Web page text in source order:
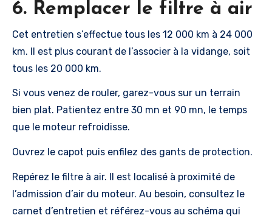
6. Remplacer le filtre à air
Cet entretien s’effectue tous les 12 000 km à 24 000
km. Il est plus courant de l’associer à la vidange, soit
tous les 20 000 km.
Si vous venez de rouler, garez-vous sur un terrain
bien plat. Patientez entre 30 mn et 90 mn, le temps
que le moteur refroidisse.
Ouvrez le capot puis enfilez des gants de protection.
Repérez le filtre à air. Il est localisé à proximité de
l’admission d’air du moteur. Au besoin, consultez le
carnet d’entretien et référez-vous au schéma qui